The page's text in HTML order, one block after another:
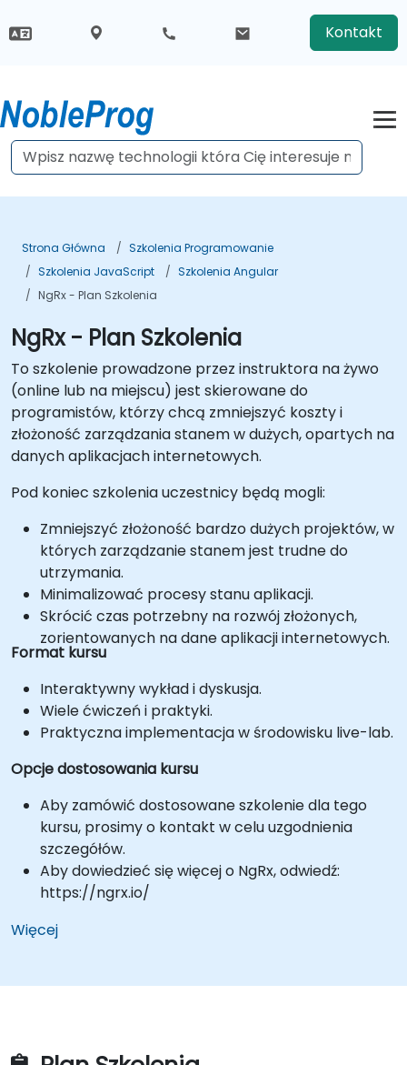
Kontakt
Strona Główna
Szkolenia Programowanie
Szkolenia JavaScript
Szkolenia Angular
NgRx - Plan Szkolenia
NgRx - Plan Szkolenia
To szkolenie prowadzone przez instruktora na żywo
(online lub na miejscu) jest skierowane do
programistów, którzy chcą zmniejszyć koszty i
złożoność zarządzania stanem w dużych, opartych na
danych aplikacjach internetowych.
Pod koniec szkolenia uczestnicy będą mogli:
Zmniejszyć złożoność bardzo dużych projektów, w
których zarządzanie stanem jest trudne do
utrzymania.
Minimalizować procesy stanu aplikacji.
Skrócić czas potrzebny na rozwój złożonych,
zorientowanych na dane aplikacji internetowych.
Format kursu
Interaktywny wykład i dyskusja.
Wiele ćwiczeń i praktyki.
Praktyczna implementacja w środowisku live-lab.
Opcje dostosowania kursu
Aby zamówić dostosowane szkolenie dla tego
kursu, prosimy o kontakt w celu uzgodnienia
szczegółów.
Aby dowiedzieć się więcej o NgRx, odwiedź:
https://ngrx.io/
Więcej